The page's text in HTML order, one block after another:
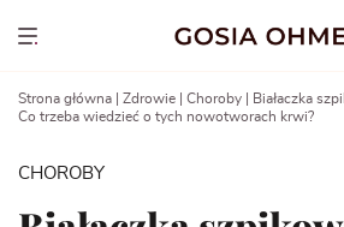
Show menu
Strona główna Zdrowie Choroby
Białaczka
Co trzeba wiedzieć o tych nowotworach krwi?
CHOROBY